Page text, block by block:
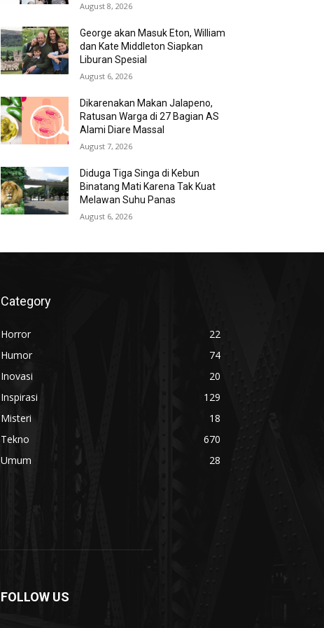
August 8, 2026
George akan Masuk Eton, William
dan Kate Middleton Siapkan
Liburan Spesial
August 6, 2026
Dikarenakan Makan Jalapeno,
Ratusan Warga di 27 Bagian AS
Alami Diare Massal
August 7, 2026
Diduga Tiga Singa di Kebun
Binatang Mati Karena Tak Kuat
Melawan Suhu Panas
August 6, 2026
Category
Horror
22
Humor
74
Inovasi
20
Inspirasi
129
Misteri
18
Tekno
670
Umum
28
FOLLOW US